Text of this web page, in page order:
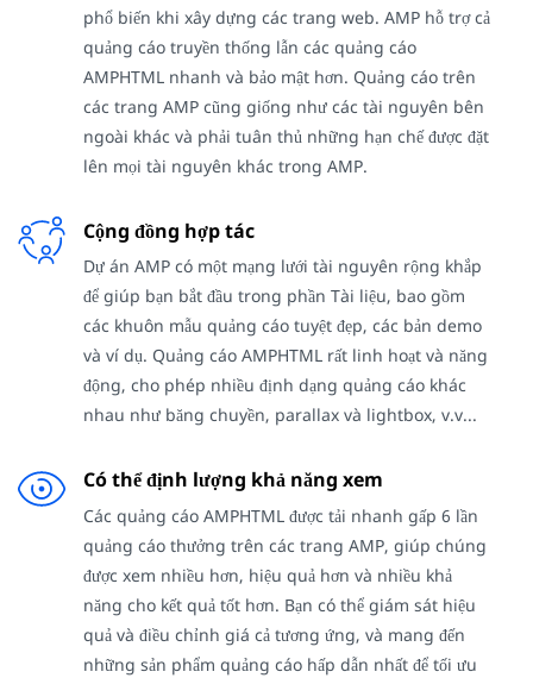
phổ biến khi xây dựng các trang web. AMP hỗ trợ cả
quảng cáo truyền thống lẫn các quảng cáo
AMPHTML nhanh và bảo mật hơn. Quảng cáo trên
các trang AMP cũng giống như các tài nguyên bên
ngoài khác và phải tuân thủ những hạn chế được đặt
lên mọi tài nguyên khác trong AMP.
Cộng đồng hợp tác
Dự án AMP có một mạng lưới tài nguyên rộng khắp
để giúp bạn bắt đầu trong phần Tài liệu, bao gồm
các khuôn mẫu quảng cáo tuyệt đẹp, các bản demo
và ví dụ. Quảng cáo AMPHTML rất linh hoạt và năng
động, cho phép nhiều định dạng quảng cáo khác
nhau như băng chuyền, parallax và lightbox, v.v...
Có thể định lượng khả năng xem
Các quảng cáo AMPHTML được tải nhanh gấp 6 lần
quảng cáo thưởng trên các trang AMP, giúp chúng
được xem nhiều hơn, hiệu quả hơn và nhiều khả
năng cho kết quả tốt hơn. Bạn có thể giám sát hiệu
quả và điều chỉnh giá cả tương ứng, và mang đến
những sản phẩm quảng cáo hấp dẫn nhất để tối ưu